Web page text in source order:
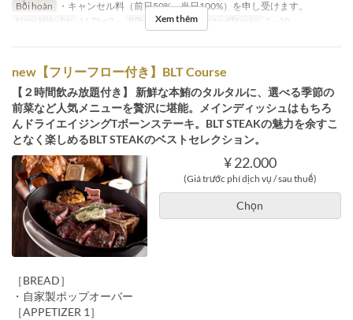
Bồi hoàn
・キャンセル料（前日50%、当日100%）を申し受けます。
Ngày Hiệu lực
16 Thg 2 ~ Bữa Bữa tối Giới hạn dặt món 2 ~ 10
Xem thêm
new【フリーフロー付き】BLT Course
【２時間飲み放題付き】 新鮮な本鮪のタルタルに、選べる季節の
前菜など人気メニューを贅沢に堪能。メインディッシュはもちろ
んドライエイジングTボーンステーキ。BLT STEAKの魅力を余すこ
となく楽しめるBLT STEAKのベストセレクション。
¥ 22.000
(Giá trước phí dịch vụ / sau thuế)
Chọn
［BREAD］
・自家製ポップオーバー
［APPETIZER 1］